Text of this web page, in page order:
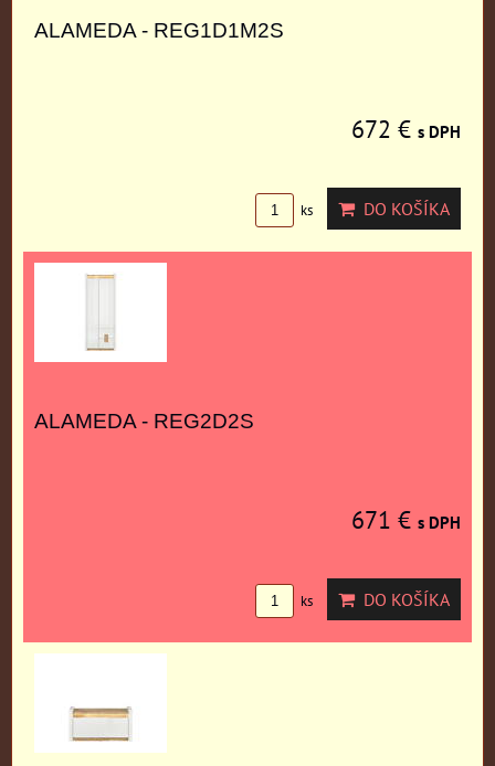
ALAMEDA - REG1D1M2S
672 € s DPH
ks DO KOŠÍKA
ALAMEDA - REG2D2S
671 € s DPH
ks DO KOŠÍKA